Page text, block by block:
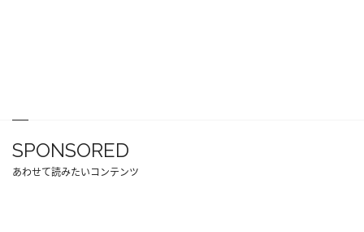
SPONSORED
あわせて読みたいコンテンツ